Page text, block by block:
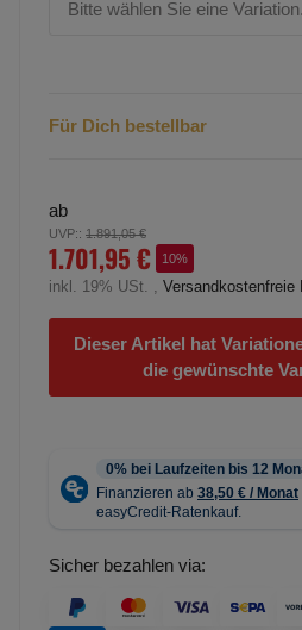
Bitte wählen Sie eine Variation.
Für Dich bestellbar
ab
UVP:: 1.891,05 €
1.701,95 € 10%
inkl. 19% USt. , Versandkostenfreie
Dieser Artikel hat
die gewünschte
Sicher bezahlen via: